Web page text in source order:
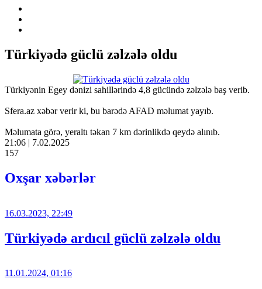
Türkiyədə güclü zəlzələ oldu
Türkiyənin Egey dənizi sahillərində 4,8 gücündə zəlzələ baş verib.
Sfera.az xəbər verir ki, bu barədə AFAD məlumat yayıb.
Məlumata görə, yeraltı təkan 7 km dərinlikdə qeydə alınıb.
21:06 | 7.02.2025
157
Oxşar xəbərlər
16.03.2023, 22:49
Türkiyədə ardıcıl güclü zəlzələ oldu
11.01.2024, 01:16